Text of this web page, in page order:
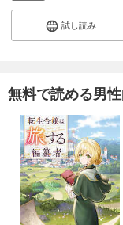
試し読み
無料で読める男